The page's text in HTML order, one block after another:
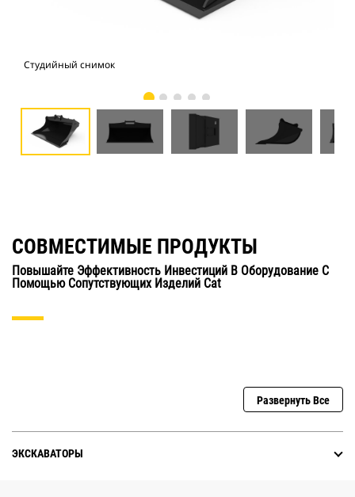
Студийный снимок
СОВМЕСТИМЫЕ ПРОДУКТЫ
Повышайте Эффективность Инвестиций В Оборудование С
Помощью Сопутствующих Изделий Cat
Развернуть Все
ЭКСКАВАТОРЫ